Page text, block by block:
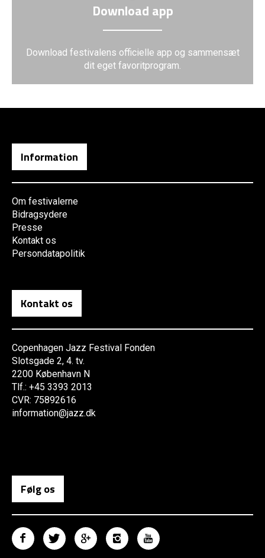
Download app
Download festivalens officielle app og sammensæt
dit eget favoritprogram.
Information
Om festivalerne
Bidragsydere
Presse
Kontakt os
Persondatapolitik
Kontakt os
Copenhagen Jazz Festival Fonden
Slotsgade 2, 4. tv.
2200 København N
Tlf.: +45 3393 2013
CVR: 75892616
information@jazz.dk
Følg os